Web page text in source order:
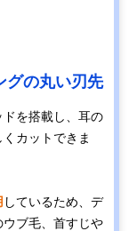
グの丸い刃先
を搭載し、耳の
カットできま
しているため、デ
ブ毛、首すじや